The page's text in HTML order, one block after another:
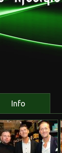
Info